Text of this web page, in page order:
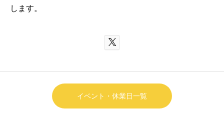
します。

イベント・休業日一覧